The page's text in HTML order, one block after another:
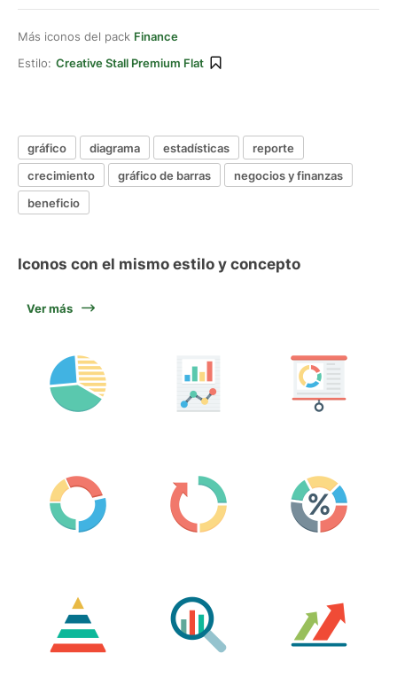
Más iconos del pack Finance
Estilo: Creative Stall Premium Flat
gráfico diagrama estadísticas
reporte
crecimiento
gráfico de barras
negocios y finanzas
beneficio
Iconos con el mismo estilo y concepto
Ver más